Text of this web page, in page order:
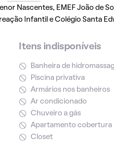
Nascentes, EMEF João de
Infantil e Colégio Santa
Itens indisponíveis
Banheira de
Piscina privativa
Armários nos banheiros
Ar condicionado
Chuveiro a gás
Apartamento cobertura
Closet